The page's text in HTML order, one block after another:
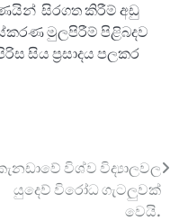
සිරගත කිරීම් අඩු
මුලපිරීම් පිළිබදව
සිය ප්‍රසාදය පලකර
විශ්ව විද්‍යාලවල
යුදෙව් විරෝධ ගැටලුවක්
වෙයි.